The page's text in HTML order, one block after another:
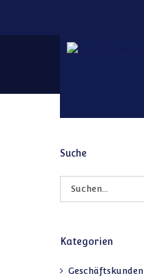
Suche
Kategorien
Geschäftskunden